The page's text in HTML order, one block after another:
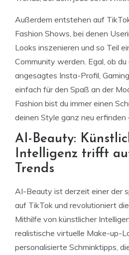
Außerdem entstehen auf
Fashion Shows, bei denen
Looks inszenieren und so Teil
Community werden. Egal, ob
angesagtes Insta-Profil,
einfach für den Spaß an der
Fashion bist du immer einen
deinen Style ganz neu erfinden
AI-Beauty:
Intelligenz trifft
Trends
AI-Beauty ist derzeit einer der
auf TikTok und revolutioniert
Mithilfe von künstlicher
realistische virtuelle Make-up-
personalisierte Schminktipps,